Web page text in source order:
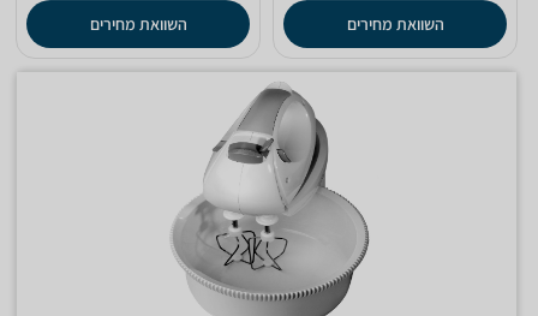
השוואת מחירים השוואת מחירים